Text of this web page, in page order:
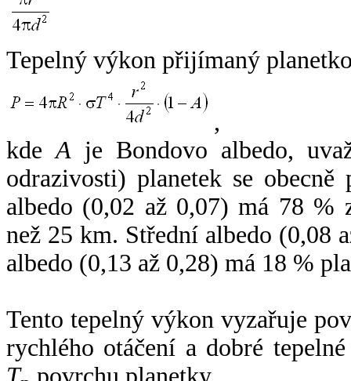
Tepelný výkon přijímaný
,
kdeA je Bondovo albedo,
odrazivosti) planetek se
albedo (0,02 až 0,07) má 78 %
než 25 km. Střední albedo (0,08
albedo (0,13 až 0,28) má 18 %
Tento tepelný výkon vyzařuje
rychlého otáčení a dobré